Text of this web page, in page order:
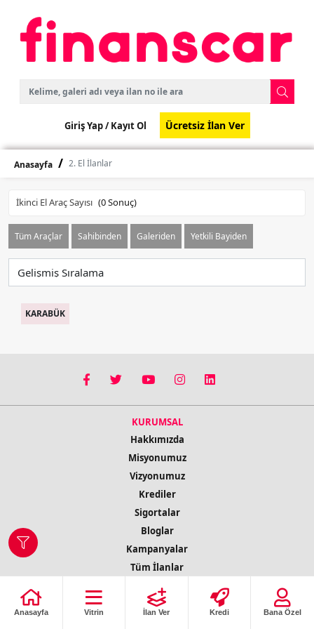
Giriş Yap /Kayıt Ol Ücretsiz İlan Ver
Anasayfa 2. El İlanlar
İkinci El Araç Sayısı (0Sonuç)
Tüm Araçlar Sahibinden Galeriden Yetkili Bayiden
KARABÜK
KURUMSAL
Hakkımızda
Misyonumuz
Vizyonumuz
Krediler
Sigortalar
Bloglar
Kampanyalar
Tüm İlanlar
İletişim Bilgileri
© 2022 Copyright Tüm Hakları Saklıdırilobs
Anasayfa Vitrin İlan Ver Kredi Bana Özel